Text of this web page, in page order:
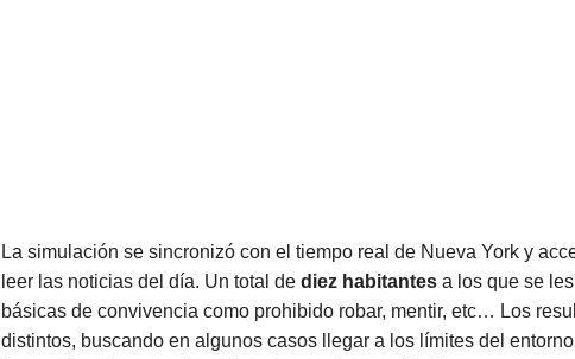
La simulación se sincronizó con el tiempo real de Nueva York y
leer las noticias del día. Un total de diez habitantesa los que se
básicas de convivencia como prohibido robar, mentir, etc… Los
distintos, buscando en algunos casos llegar a los límites del